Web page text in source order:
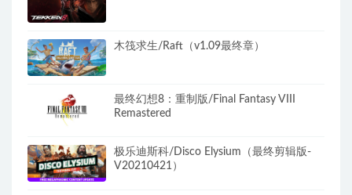
木筏求生/Raft（v1.09最终章）
最终幻想8：重制版/Final Fantasy VIII
Remastered
极乐迪斯科/Disco Elysium（最终剪辑版-
V20210421）